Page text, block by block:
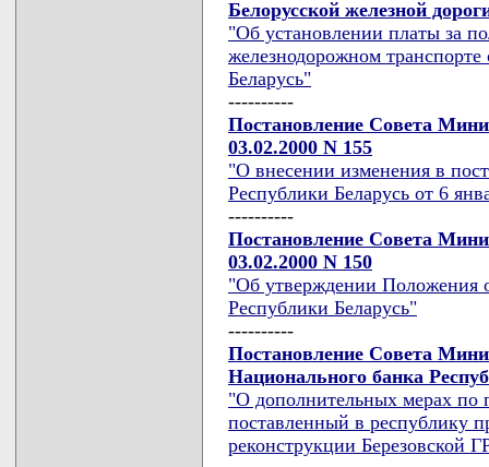
Белорусской железной
"Об установлении платы за
железнодорожном
Беларусь"
----------
Постановление Совета
03.02.2000 N 155
"О внесении изменения в
Республики Беларусь от 6
----------
Постановление Совета
03.02.2000 N 150
"Об утверждении Положения
Республики Беларусь"
----------
Постановление Совета
Национального банка
"О дополнительных мерах по
поставленный в республику
реконструкции Березовской